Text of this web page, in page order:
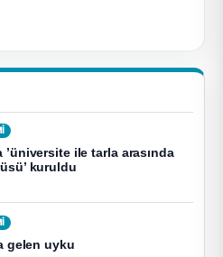
’üniversite ile tarla arasında
kuruldu
gelen uyku